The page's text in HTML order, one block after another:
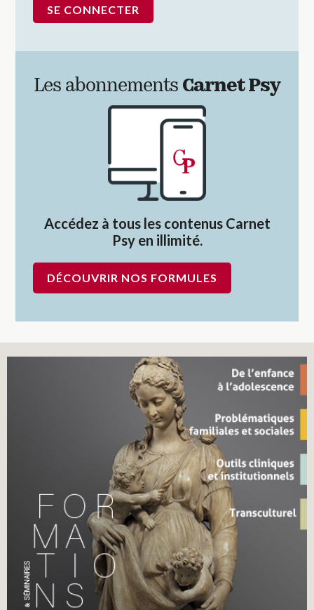
Les abonnements Carnet Psy
Accédez à tous les contenus Carnet
Psy en illimité.
DÉCOUVRIR NOS FORMULES